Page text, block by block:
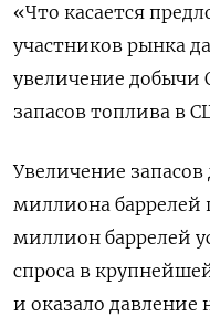
«Что касается
участников рынка
увеличение
запасов топлива в
Увеличение
миллиона баррелей
миллион баррелей
спроса в
и оказало давление